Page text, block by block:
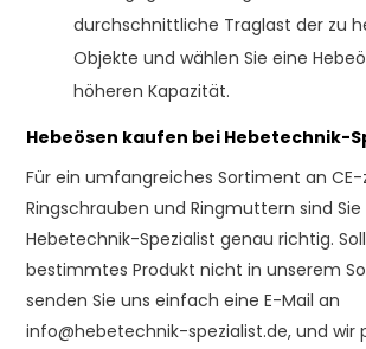
durchschnittliche Traglast der zu
Objekte und wählen Sie eine
höheren Kapazität.
Hebeösen kaufen bei Hebetechnik-
Für ein umfangreiches Sortiment an
Ringschrauben und Ringmuttern sind Sie
Hebetechnik-Spezialist genau richtig.
bestimmtes Produkt nicht in unserem
senden Sie uns einfach eine E-Mail an
info@hebetechnik-spezialist.de, und wir